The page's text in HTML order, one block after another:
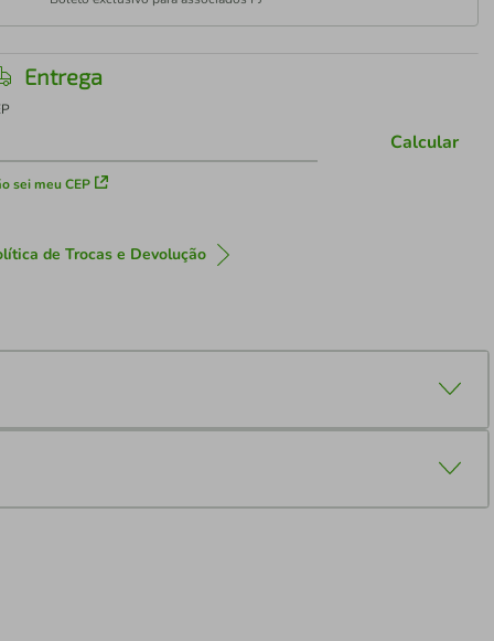
Entrega
sei meu CEP
Calcular
de Trocas e Devolução